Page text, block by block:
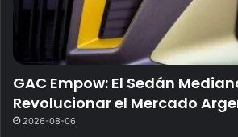
GAC Empow: El Sedán
Revolucionar el Mercado
2026-08-06